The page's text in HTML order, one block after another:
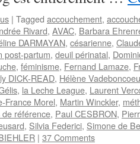
| Tagged accouchement,
Rivard, AVAC, Barbara
DARMAYAN, césarienne,
post-partum, deuil périnatal,
, féminisme, Fernand Lamaze,
DICK-READ, Hélène
, la Leche League, Laurent
France Morel, Martin Winckler,
référence, Paul CESBRON,
, Silvia Federici, Simone de
| 37 Comments